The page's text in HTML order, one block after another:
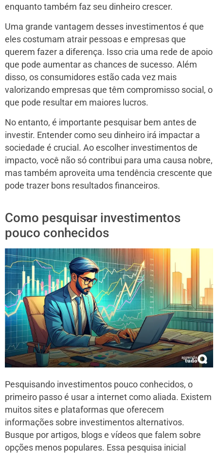
enquanto também faz seu dinheiro crescer.
Uma grande vantagem desses investimentos é que
eles costumam atrair pessoas e empresas que
querem fazer a diferença. Isso cria uma rede de apoio
que pode aumentar as chances de sucesso. Além
disso, os consumidores estão cada vez mais
valorizando empresas que têm compromisso social, o
que pode resultar em maiores lucros.
No entanto, é importante pesquisar bem antes de
investir. Entender como seu dinheiro irá impactar a
sociedade é crucial. Ao escolher investimentos de
impacto, você não só contribui para uma causa nobre,
mas também aproveita uma tendência crescente que
pode trazer bons resultados financeiros.
Como pesquisar investimentos
pouco conhecidos
Pesquisando investimentos pouco conhecidos, o
primeiro passo é usar a internet como aliada. Existem
muitos sites e plataformas que oferecem
informações sobre investimentos alternativos.
Busque por artigos, blogs e vídeos que falem sobre
opções menos populares. Essa pesquisa inicial